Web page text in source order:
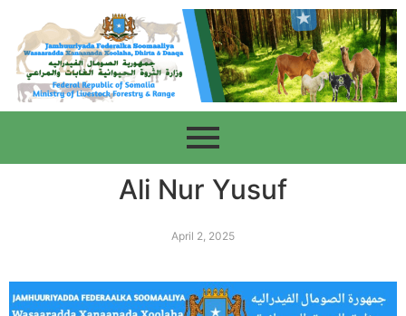
Ali Nur Yusuf
April 2, 2025